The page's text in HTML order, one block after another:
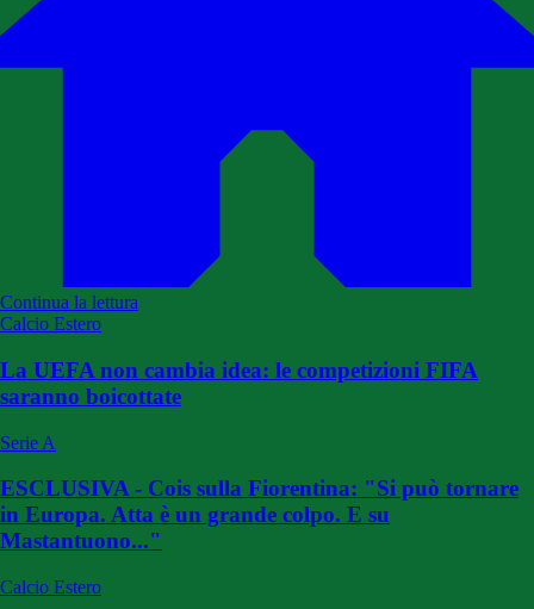
Continua la lettura
Calcio Estero
La UEFA non cambia idea: le competizioni FIFA
saranno boicottate
Serie A
ESCLUSIVA - Cois sulla Fiorentina: "Si può tornare
in Europa. Atta è un grande colpo. E su
Mastantuono..."
Calcio Estero